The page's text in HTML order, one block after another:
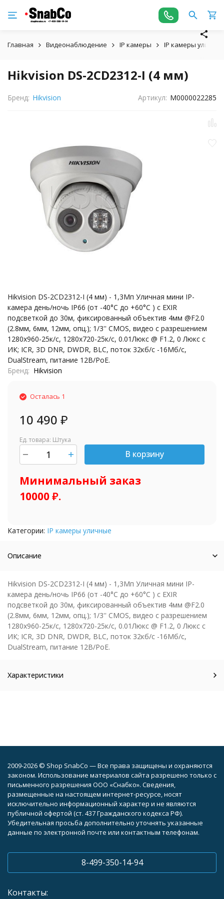
Главная Видеонаблюдение IP камеры IP камеры
Hikvision DS-2CD2312-I (4 мм)
Бренд: Hikvision Артикул: М0000022285
Hikvision DS-2CD2312-I (4 мм) - 1,3Мп Уличная мини IP-
камера день/ночь IP66 (от -40°C до +60°C ) с EXIR
подсветкой до 30м, фиксированный объектив 4мм @F2.0
(2.8мм, 6мм, 12мм, опц.); 1/3'' CMOS, видео с разрешением
1280x960-25к/с, 1280x720-25к/с, 0.01Люкс @ F1.2, 0 Люкс с
ИК; ICR, 3D DNR, DWDR, BLC, поток 32кб/с -16Мб/с,
DualStream, питание 12В/PoE.
Бренд
Hikvision
Осталась 1
10 490 ₽
Ед. товара: Штука
В корзину
Минимальный заказ
10000 ₽.
Категории: IP камеры уличные
Описание
Hikvision DS-2CD2312-I (4 мм) - 1,3Мп Уличная мини IP-
камера день/ночь IP66 (от -40°C до +60°C ) с EXIR
подсветкой до 30м, фиксированный объектив 4мм @F2.0
(2.8мм, 6мм, 12мм, опц.); 1/3'' CMOS, видео с разрешением
1280x960-25к/с, 1280x720-25к/с, 0.01Люкс @ F1.2, 0 Люкс с
ИК; ICR, 3D DNR, DWDR, BLC, поток 32кб/с -16Мб/с,
DualStream, питание 12В/PoE.
Характеристики
2009-2026 © Shop SnabCo — Все права защищены и охраняются
законом. Использование материалов сайта разрешено только с
письменного разрешения ООО «Снабко». Сведения,
размещенные на настоящем интернет-ресурсе, носят
исключительно информационный характер и не являются
публичной офертой (ст. 437 Гражданского кодекса РФ).
Убедительная просьба дополнительно уточнять указанные
данные по электронной почте или контактным телефонам.
8-499-350-14-94
Контакты: